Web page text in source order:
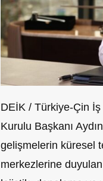
DEİK / Türkiye-Çin
Kurulu Başkanı
gelişmelerin küresel
merkezlerine duyulan